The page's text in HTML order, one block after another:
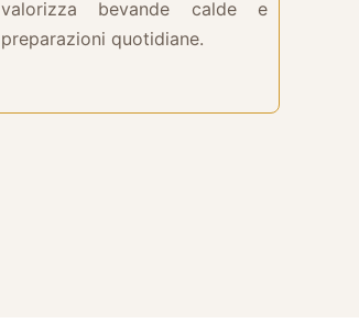
valorizza bevande calde e
preparazioni quotidiane.